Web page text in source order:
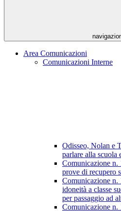
Area Comunicazioni
Comunicazioni Interne
Odisseo, Nolan e
parlare alla scuola
Comunicazione
prove di recupero
Comunicazione n.
idoneità a classe
per passaggio ad
Comunicazione n.